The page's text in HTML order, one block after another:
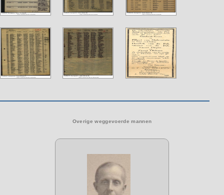
Overige weggevoerde mannen